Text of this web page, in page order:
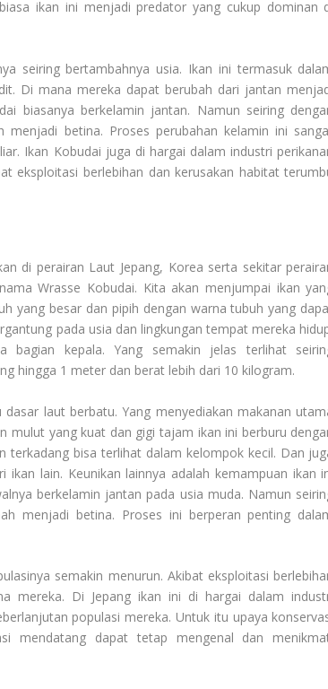
ikan ini menjadi predator yang cukup dominan
seiring bertambahnya usia. Ikan ini termasuk
Di mana mereka dapat berubah dari jantan
biasanya berkelamin jantan. Namun seiring
betina. Proses perubahan kelamin ini
Ikan Kobudai juga di hargai dalam industri
eksploitasi berlebihan dan kerusakan habitat
di perairan Laut Jepang, Korea serta sekitar
Wrasse Kobudai. Kita akan menjumpai ikan
yang besar dan pipih dengan warna tubuh yang
pada usia dan lingkungan tempat mereka
kepala. Yang semakin jelas terlihat
hingga 1 meter dan berat lebih dari 10 kilogram.
laut berbatu. Yang menyediakan makanan
mulut yang kuat dan gigi tajam ikan ini berburu
terkadang bisa terlihat dalam kelompok kecil. Dan
lain. Keunikan lainnya adalah kemampuan ikan
berkelamin jantan pada usia muda. Namun
menjadi betina. Proses ini berperan penting
semakin menurun. Akibat eksploitasi
mereka. Di Jepang ikan ini di hargai dalam
populasi mereka. Untuk itu upaya
mendatang dapat tetap mengenal dan